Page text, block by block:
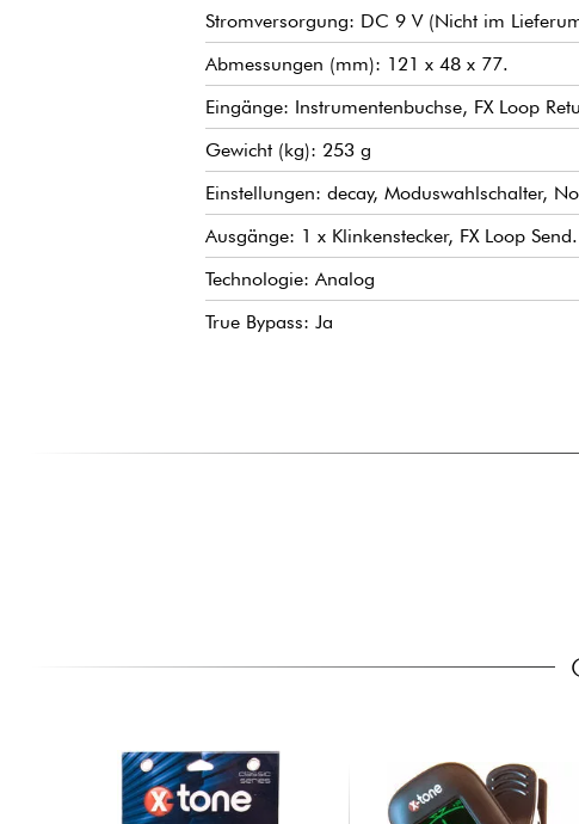
Stromversorgung: DC 9 V (Nicht im
Abmessungen (mm): 121 x 48 x 77.
Eingänge: Instrumentenbuchse, FX Loop
Gewicht (kg): 253 g
Einstellungen: decay, Moduswahlschalter,
Ausgänge: 1 x Klinkenstecker, FX Loop Send.
Technologie: Analog
True Bypass: Ja